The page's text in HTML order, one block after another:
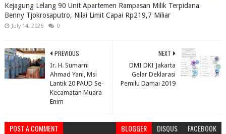
Kejagung Lelang 90 Unit Apartemen Rampasan Milik Terpidana
Benny Tjokrosaputro, Nilai Limit Capai Rp219,7 Miliar
July 14, 2026 0
NEXT
DMI DKI Jakarta
Gelar Deklarasi
Pemilu Damai 2019
PREVIOUS
Ir. H. Sumarni
Ahmad Yani, Msi
Lantik 20 PAUD Se-
Kecamatan Muara
Enim
POST A COMMENT BLOGGER DISQUS FACEBOOK